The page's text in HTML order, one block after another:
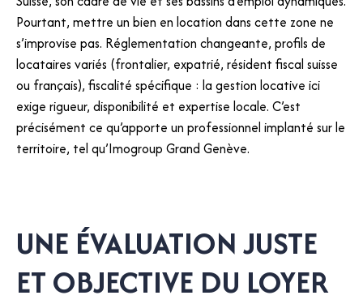
Pourtant, mettre un bien en location dans cette zone ne
s’improvise pas. Réglementation changeante, profils de
locataires variés (frontalier, expatrié, résident fiscal suisse
ou français), fiscalité spécifique : la gestion locative ici
exige rigueur, disponibilité et expertise locale. C’est
précisément ce qu’apporte un professionnel implanté sur le
territoire, tel qu’Imogroup Grand Genève.
UNE ÉVALUATION JUSTE
ET OBJECTIVE DU LOYER